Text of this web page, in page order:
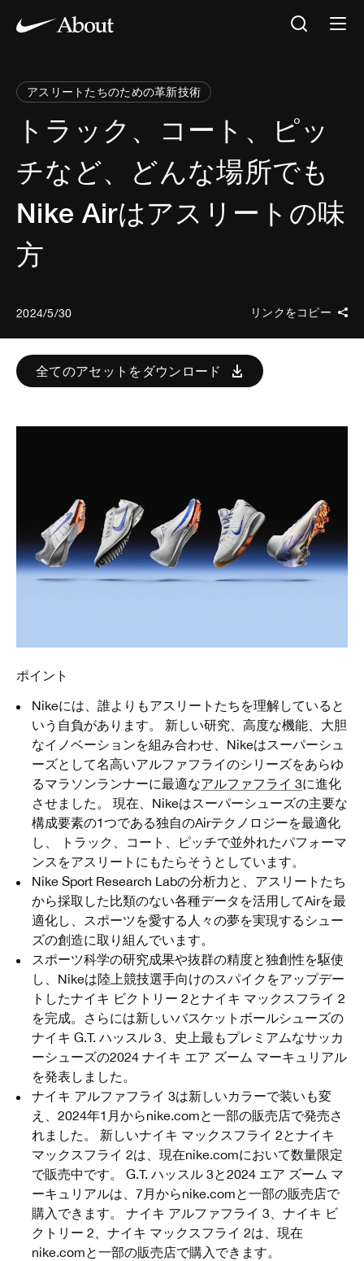
アスリートたちのための革新技術
トラック、コート、ピッ
チなど、どんな場所でも
Nike Airはアスリートの味
方
2024/5/30 リンクをコピー
全てのアセットをダウンロード
ポイント
Nikeには、誰よりもアスリートたちを理解していると
いう自負があります。 新しい研究、高度な機能、大胆
なイノベーションを組み合わせ、Nikeはスーパーシュ
ーズとして名高いアルファフライのシリーズをあらゆ
るマラソンランナーに最適なアルファフライ 3に進化
させました。 現在、Nikeはスーパーシューズの主要な
構成要素の1つである独自のAirテクノロジーを最適化
し、 トラック、コート、ピッチで並外れたパフォーマ
ンスをアスリートにもたらそうとしています。
Nike Sport Research Labの分析力と、アスリートたち
から採取した比類のない各種データを活用してAirを最
適化し、スポーツを愛する人々の夢を実現するシュー
ズの創造に取り組んでいます。
スポーツ科学の研究成果や抜群の精度と独創性を駆使
し、Nikeは陸上競技選手向けのスパイクをアップデー
トしたナイキ ビクトリー 2とナイキ マックスフライ 2
を完成。さらには新しいバスケットボールシューズの
ナイキ G.T. ハッスル 3、史上最もプレミアムなサッカ
ーシューズの2024 ナイキ エア ズーム マーキュリアル
を発表しました。
ナイキ アルファフライ 3は新しいカラーで装いも変
え、2024年1月からnike.comと一部の販売店で発売さ
れました。 新しいナイキ マックスフライ 2とナイキ
マックスフライ 2は、現在nike.comにおいて数量限定
で販売中です。 G.T. ハッスル 3と2024 エア ズーム マ
ーキュリアルは、7月からnike.comと一部の販売店で
購入できます。 ナイキ アルファフライ 3、ナイキ ビ
クトリー 2、ナイキ マックスフライ 2は、現在
nike.comと一部の販売店で購入できます。